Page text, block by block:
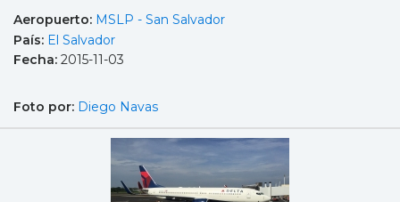
Aeropuerto: MSLP - San Salvador
País: El Salvador
Fecha: 2015-11-03
Foto por: Diego Navas